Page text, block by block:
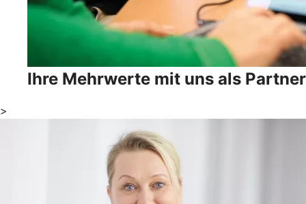
Ihre Mehrwerte mit uns als Partner
>